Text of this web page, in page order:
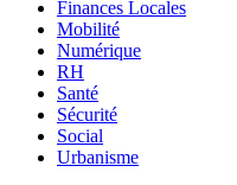
Finances Locales
Mobilité
Numérique
RH
Santé
Sécurité
Social
Urbanisme